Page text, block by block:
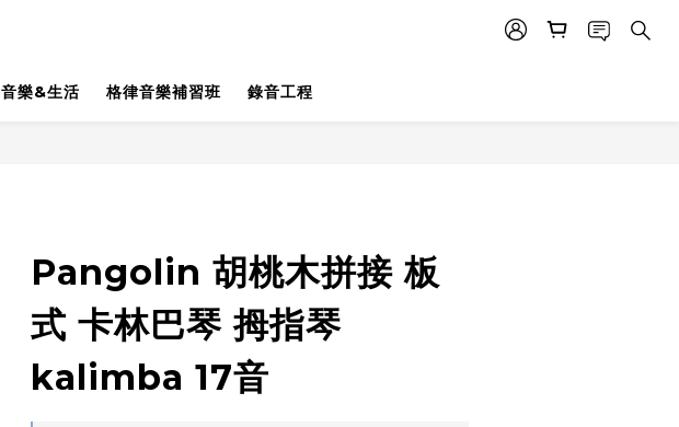
音樂&生活 格律音樂補習班 錄音工程
Pangolin 胡桃木拼接 板
式 卡林巴琴 拇指琴
kalimba 17音